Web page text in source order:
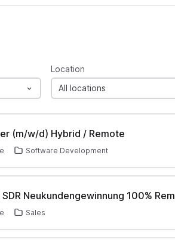
Location
All locations
(m/w/d) Hybrid / Remote
Software Development
Neukundengewinnung 100%
Sales